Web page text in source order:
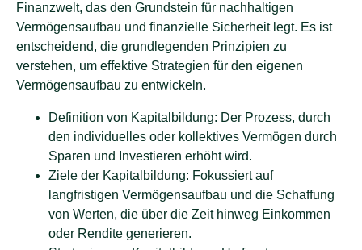
Finanzwelt, das den Grundstein für nachhaltigen
Vermögensaufbau und finanzielle Sicherheit legt. Es ist
entscheidend, die grundlegenden Prinzipien zu
verstehen, um effektive Strategien für den eigenen
Vermögensaufbau zu entwickeln.
Definition von Kapitalbildung: Der Prozess, durch
den individuelles oder kollektives Vermögen durch
Sparen und Investieren erhöht wird.
Ziele der Kapitalbildung: Fokussiert auf
langfristigen Vermögensaufbau und die Schaffung
von Werten, die über die Zeit hinweg Einkommen
oder Rendite generieren.